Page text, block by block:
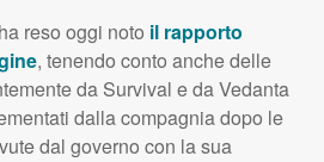
reso oggi noto il rapporto
, tenendo conto anche delle
da Survival e da Vedanta
dalla compagnia dopo le
dal governo con la sua